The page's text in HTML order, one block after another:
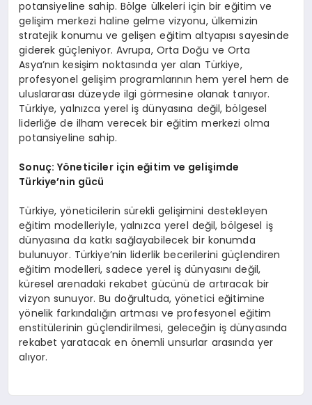
potansiyeline sahip. Bölge ülkeleri için bir eğitim ve
gelişim merkezi haline gelme vizyonu, ülkemizin
stratejik konumu ve gelişen eğitim altyapısı sayesinde
giderek güçleniyor. Avrupa, Orta Doğu ve Orta
Asya’nın kesişim noktasında yer alan Türkiye,
profesyonel gelişim programlarının hem yerel hem de
uluslararası düzeyde ilgi görmesine olanak tanıyor.
Türkiye, yalnızca yerel iş dünyasına değil, bölgesel
liderliğe de ilham verecek bir eğitim merkezi olma
potansiyeline sahip.
Sonuç: Yöneticiler için eğitim ve gelişimde
Türkiye’nin gücü
Türkiye, yöneticilerin sürekli gelişimini destekleyen
eğitim modelleriyle, yalnızca yerel değil, bölgesel iş
dünyasına da katkı sağlayabilecek bir konumda
bulunuyor. Türkiye’nin liderlik becerilerini güçlendiren
eğitim modelleri, sadece yerel iş dünyasını değil,
küresel arenadaki rekabet gücünü de artıracak bir
vizyon sunuyor. Bu doğrultuda, yönetici eğitimine
yönelik farkındalığın artması ve profesyonel eğitim
enstitülerinin güçlendirilmesi, geleceğin iş dünyasında
rekabet yaratacak en önemli unsurlar arasında yer
alıyor.